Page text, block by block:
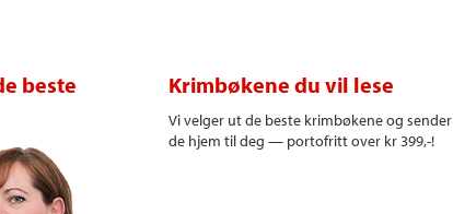
beste
Krimbøkene du vil lese
Vi velger ut de beste krimbøkene og sender
de hjem til deg — portofritt over kr 399,-!